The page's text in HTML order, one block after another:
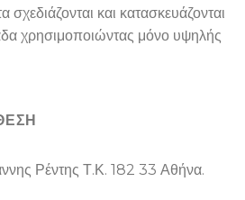
και κατασκευάζονται
χρησιμοποιώντας μόνο υψηλής
Ρέντης Τ.Κ. 182 33 Αθήνα.